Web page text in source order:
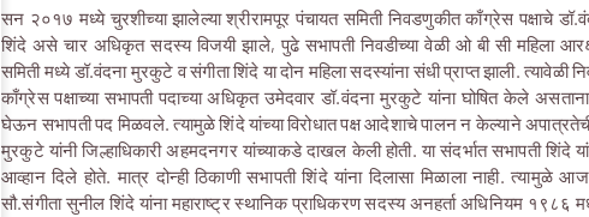
सन २०१७ मध्ये चुरशीच्या झालेल्या श्रीरामपूर पंचायत समिती निवडणुकीत काँग्रेस पक्षाचे
शिंदे असे चार अधिकृत सदस्य विजयी झाले, पुढे सभापती निवडीच्या वेळी ओ बी सी महिला
समिती मध्ये डॉ.वंदना मुरकुटे व संगीता शिंदे या दोन महिला सदस्यांना संधी प्राप्त झाली.
काँग्रेस पक्षाच्या सभापती पदाच्या अधिकृत उमेदवार डॉ.वंदना मुरकुटे यांना घोषित केले
घेऊन सभापती पद मिळवले. त्यामुळे शिंदे यांच्या विरोधात पक्ष आदेशाचे पालन न केल्याने
मुरकुटे यांनी जिल्हाधिकारी अहमदनगर यांच्याकडे दाखल केली होती. या संदर्भात सभापती शिंदे
आव्हान दिले होते. मात्र दोन्ही ठिकाणी सभापती शिंदे यांना दिलासा मिळाला नाही. त्यामुळे
सौ.संगीता सुनील शिंदे यांना महाराष्ट्र स्थानिक प्राधिकरण सदस्य अनहर्ता अधिनियम